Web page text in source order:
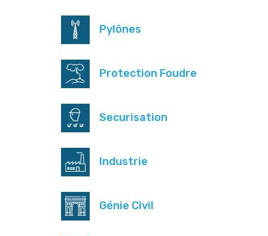
Pylônes
Protection Foudre
Securisation
Industrie
Génie Civil